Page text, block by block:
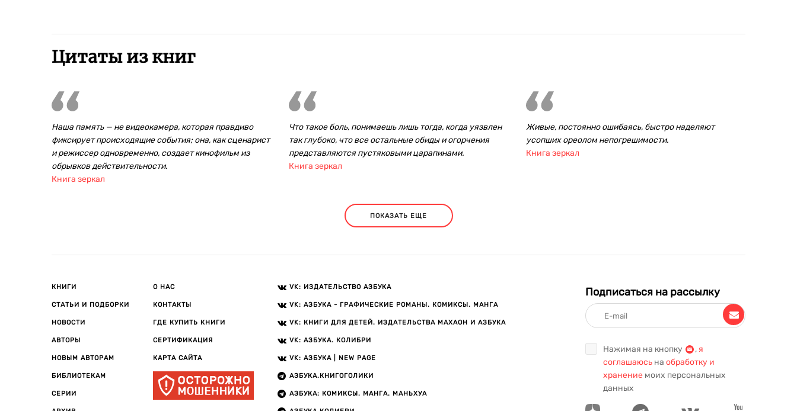
Цитаты из книг
Наша память — не видеокамера, которая правдиво
фиксирует происходящие события; она, как сценарист
и режиссер одновременно, создает кинофильм из
обрывков действительности.
Книга зеркал
Что такое боль, понимаешь лишь тогда, когда уязвлен
так глубоко, что все остальные обиды и огорчения
представляются пустяковыми царапинами.
Книга зеркал
Живые, постоянно ошибаясь, быстро наделяют
усопших ореолом непогрешимости.
Книга зеркал
ПОКАЗАТЬ ЕЩЕ
КНИГИ
СТАТЬИ И ПОДБОРКИ
НОВОСТИ
АВТОРЫ
НОВЫМ АВТОРАМ
БИБЛИОТЕКАМ
СЕРИИ
О НАС
КОНТАКТЫ
ГДЕ КУПИТЬ КНИГИ
СЕРТИФИКАЦИЯ
КАРТА САЙТА
VK: ИЗДАТЕЛЬСТВО АЗБУКА
VK: АЗБУКА - ГРАФИЧЕСКИЕ РОМАНЫ. КОМИКСЫ. МАНГА
VK: КНИГИ ДЛЯ ДЕТЕЙ. ИЗДАТЕЛЬСТВА МАХАОН И АЗБУКА
VK: АЗБУКА. КОЛИБРИ
VK: АЗБУКА | NEW PAGE
АЗБУКА.КНИГОГОЛИКИ
АЗБУКА: КОМИКСЫ. МАНГА. МАНЬХУА
Подписаться на рассылку
Нажимая на кнопку , я
соглашаюсь на обработку и
хранение моих персональных
данных